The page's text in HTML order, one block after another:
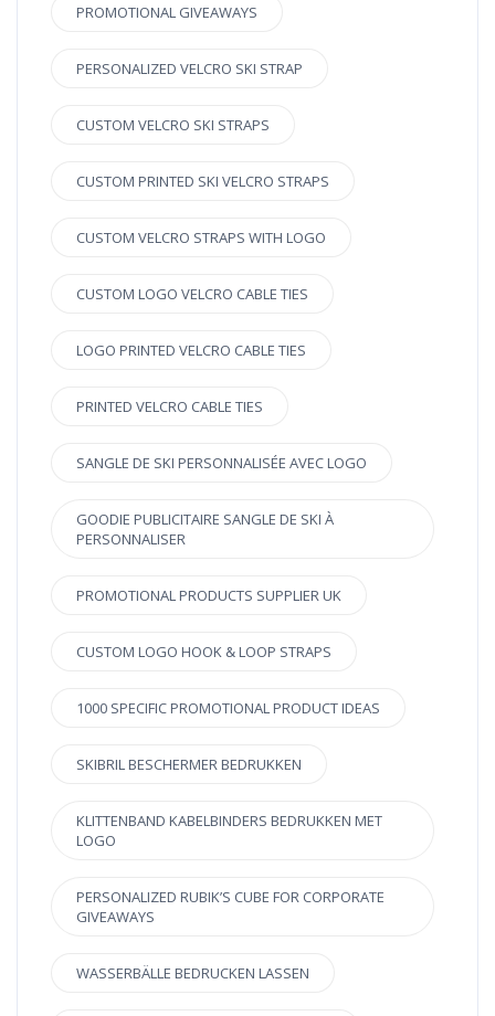
PROMOTIONAL GIVEAWAYS
PERSONALIZED VELCRO SKI STRAP
CUSTOM VELCRO SKI STRAPS
CUSTOM PRINTED SKI VELCRO STRAPS
CUSTOM VELCRO STRAPS WITH LOGO
CUSTOM LOGO VELCRO CABLE TIES
LOGO PRINTED VELCRO CABLE TIES
PRINTED VELCRO CABLE TIES
SANGLE DE SKI PERSONNALISÉE AVEC LOGO
GOODIE PUBLICITAIRE SANGLE DE SKI À
PERSONNALISER
PROMOTIONAL PRODUCTS SUPPLIER UK
CUSTOM LOGO HOOK & LOOP STRAPS
1000 SPECIFIC PROMOTIONAL PRODUCT IDEAS
SKIBRIL BESCHERMER BEDRUKKEN
KLITTENBAND KABELBINDERS BEDRUKKEN MET
LOGO
PERSONALIZED RUBIK’S CUBE FOR CORPORATE
GIVEAWAYS
WASSERBÄLLE BEDRUCKEN LASSEN